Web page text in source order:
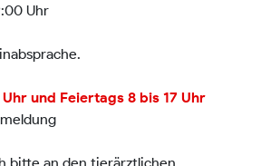
Uhr
und Feiertags 8 bis 17 Uhr